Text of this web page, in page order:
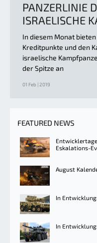
PANZERLINIE
ISRAELISCHE
In diesem Monat
Kreditpunkte und den
israelische
der Spitze an
01 Feb | 2019
FEATURED NEWS
Eskalations-
August
In
In